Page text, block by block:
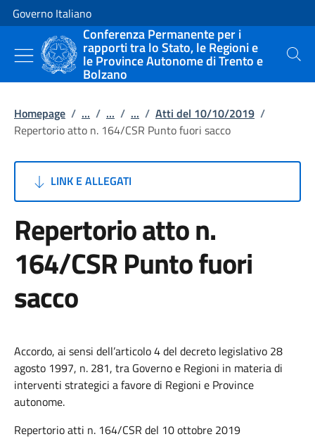
Vai al contenuto
Vai alla navigazione del sito
Governo Italiano
Conferenza Permanente per i
rapporti tra lo Stato, le Regioni e
le Province Autonome di Trento e
Bolzano
Cerca
Homepage / ... / ... / ... / Atti del 10/10/2019 /
Repertorio atto n. 164/CSR Punto fuori sacco
LINK E ALLEGATI
Repertorio atto n.
164/CSR Punto fuori
sacco
Accordo, ai sensi dell’articolo 4 del decreto legislativo 28
agosto 1997, n. 281, tra Governo e Regioni in materia di
interventi strategici a favore di Regioni e Province
autonome.
Repertorio atti n. 164/CSR del 10 ottobre 2019